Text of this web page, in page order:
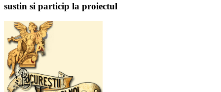
sustin si particip la proiectul